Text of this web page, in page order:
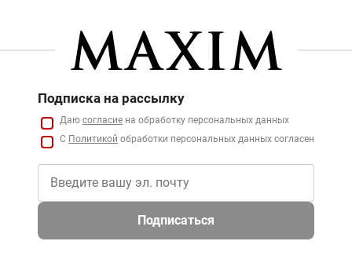
Подписка на рассылку
Даю согласие на обработку персональных данных
С Политикой обработки персональных данных согласен
Подписаться